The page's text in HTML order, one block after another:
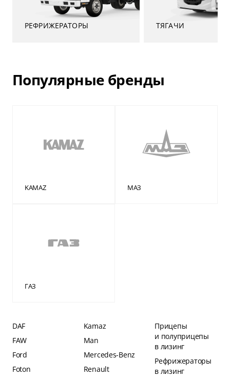
«Бизнес Кар Лизинг».
РЕФРИЖЕРАТОРЫ ТЯГАЧИ
Популярные бренды
KAMAZ МАЗ
ГАЗ
DAF
FAW
Ford
Foton
Kamaz
Man
Mercedes-Benz
Renault
Прицепы
и полуприцепы
в лизинг
Рефрижераторы
в лизинг